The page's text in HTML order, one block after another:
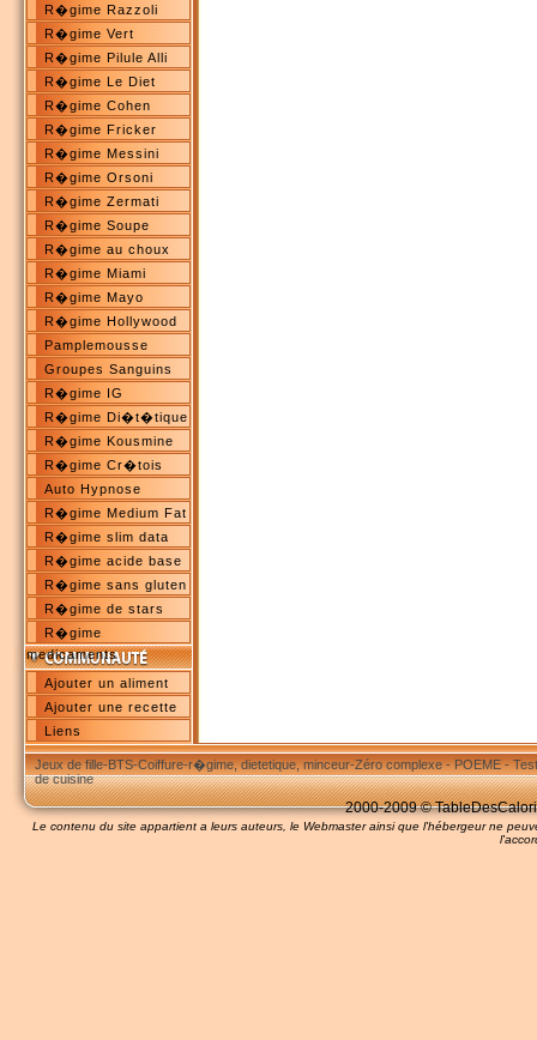
R�gime Razzoli
R�gime Vert
R�gime Pilule Alli
R�gime Le Diet
R�gime Cohen
R�gime Fricker
R�gime Messini
R�gime Orsoni
R�gime Zermati
R�gime Soupe
R�gime au choux
R�gime Miami
R�gime Mayo
R�gime Hollywood
Pamplemousse
Groupes Sanguins
R�gime IG
R�gime Di�t�tique
R�gime Kousmine
R�gime Cr�tois
Auto Hypnose
R�gime Medium Fat
R�gime slim data
R�gime acide base
R�gime sans gluten
R�gime de stars
R�gime
medicaments
Ajouter un aliment
Ajouter une recette
Liens
Jeux de fille-BTS-Coiffure-r�gime, dietetique, minceur-Zéro complexe-POEME-
de cuisine
2000-2009 ©
Le contenu du site appartient a leurs auteurs, le Webmaster ainsi que l'hébergeur ne